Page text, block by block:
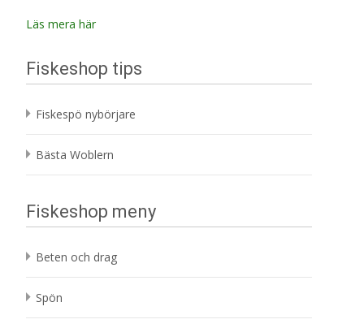
Läs mera här
Fiskeshop tips
Fiskespö nybörjare
Bästa Woblern
Fiskeshop meny
Beten och drag
Spön